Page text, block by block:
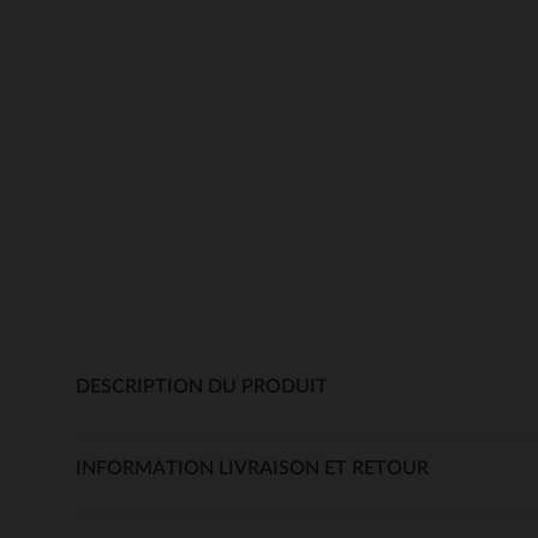
DESCRIPTION DU PRODUIT
INFORMATION LIVRAISON ET RETOUR